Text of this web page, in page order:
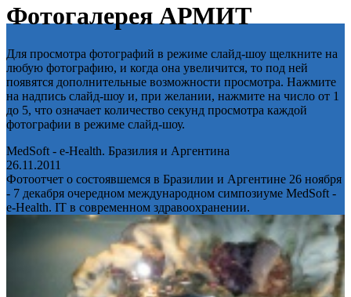
Фотогалерея АРМИТ
Для просмотра фотографий в режиме слайд-шоу щелкните на
любую фотографию, и когда она увеличится, то под ней
появятся дополнительные возможности просмотра. Нажмите
на надпись слайд-шоу и, при желании, нажмите на число от 1
до 5, что означает количество секунд просмотра каждой
фотографии в режиме слайд-шоу.
MedSoft - e-Health. Бразилия и Аргентина
26.11.2011
Фотоотчет о состоявшемся в Бразилии и Аргентине 26 ноября
- 7 декабря очередном международном симпозиуме MedSoft -
e-Health. IT в современном здравоохранении.